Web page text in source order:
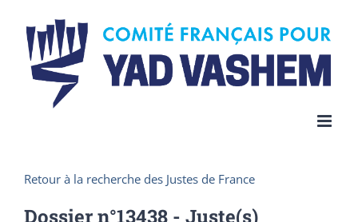
content
Retour à la recherche des Justes de France
Dossier n°13438 - Juste(s)